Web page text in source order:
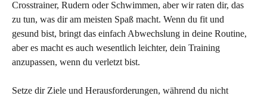
Crosstrainer, Rudern oder Schwimmen, aber wir raten dir, das
zu tun, was dir am meisten Spaß macht. Wenn du fit und
gesund bist, bringt das einfach Abwechslung in deine Routine,
aber es macht es auch wesentlich leichter, dein Training
anzupassen, wenn du verletzt bist.
Setze dir Ziele und Herausforderungen, während du nicht